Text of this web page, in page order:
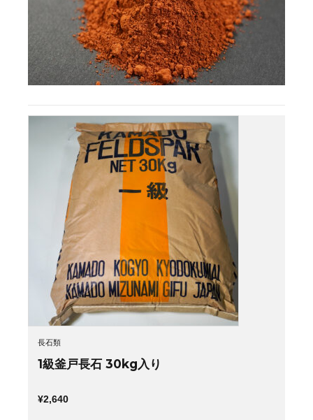
長石類
1級釜戸長石 30kg入り
¥2,640